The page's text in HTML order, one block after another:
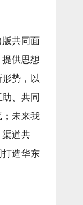
版共同面
供思想
势，以
、共同
；未来我
渠道共
打造华东